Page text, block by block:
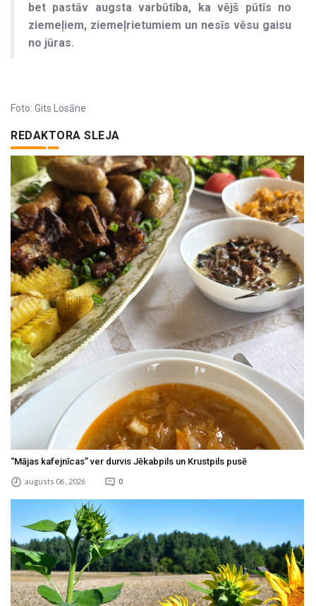
bet pastāv augsta varbūtība, ka vējš pūtīs no
ziemeļiem, ziemeļrietumiem un nesīs vēsu gaisu
no jūras.
Foto: Gits Losāne
REDAKTORA SLEJA
“Mājas kafejnīcas” ver durvis Jēkabpils un Krustpils pusē
augusts 06 , 2026 0